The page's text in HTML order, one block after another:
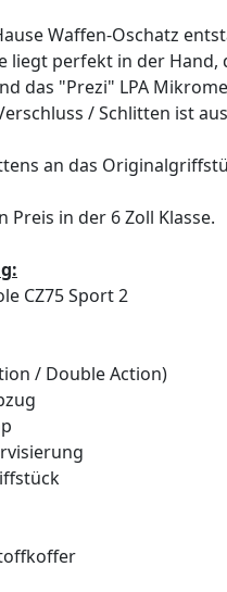
Waffen-Oschatz
liegt perfekt in der
das "Prezi" LPA
/ Schlitten ist
an das
Preis in der 6 Zoll Klasse.
CZ75 Sport 2
/ Double Action)